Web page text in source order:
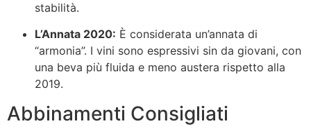
stabilità.
L’Annata 2020: È considerata un’annata di
“armonia”. I vini sono espressivi sin da giovani, con
una beva più fluida e meno austera rispetto alla
2019.
Abbinamenti Consigliati